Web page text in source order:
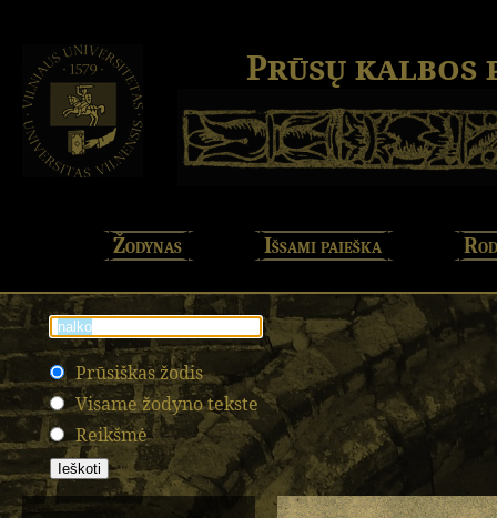
Prūsų kalbos
Žodynas Išsami paieška
Prūsiškas žodis
Visame žodyno tekste
Reikšmė